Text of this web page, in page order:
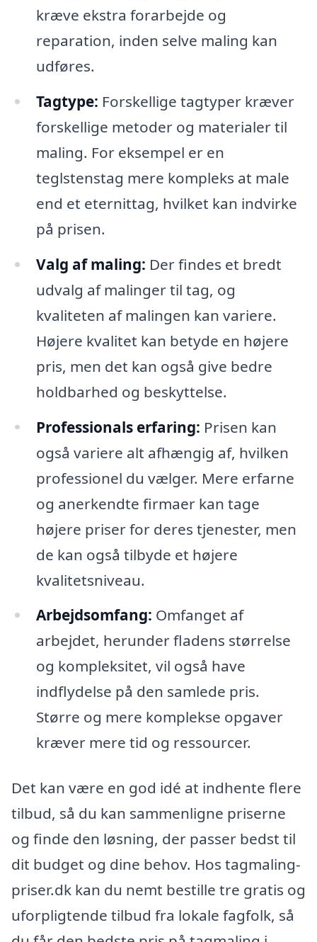
kræve ekstra forarbejde og
reparation, inden selve maling kan
udføres.
Tagtype: Forskellige tagtyper kræver
forskellige metoder og materialer til
maling. For eksempel er en
teglstenstag mere kompleks at male
end et eternittag, hvilket kan indvirke
på prisen.
Valg af maling: Der findes et bredt
udvalg af malinger til tag, og
kvaliteten af malingen kan variere.
Højere kvalitet kan betyde en højere
pris, men det kan også give bedre
holdbarhed og beskyttelse.
Professionals erfaring: Prisen kan
også variere alt afhængig af, hvilken
professionel du vælger. Mere erfarne
og anerkendte firmaer kan tage
højere priser for deres tjenester, men
de kan også tilbyde et højere
kvalitetsniveau.
Arbejdsomfang: Omfanget af
arbejdet, herunder fladens størrelse
og kompleksitet, vil også have
indflydelse på den samlede pris.
Større og mere komplekse opgaver
kræver mere tid og ressourcer.
Det kan være en god idé at indhente flere
tilbud, så du kan sammenligne priserne
og finde den løsning, der passer bedst til
dit budget og dine behov. Hos tagmaling-
priser.dk kan du nemt bestille tre gratis og
uforpligtende tilbud fra lokale fagfolk, så